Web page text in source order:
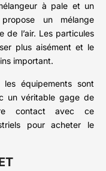
à pale et un
un mélange
de l’air. Les particules
plus aisément et le
important.
équipements sont
un véritable gage de
contact avec ce
pour acheter le